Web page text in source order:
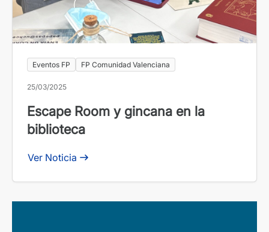
Eventos FP FP Comunidad Valenciana
25/03/2025
Escape Room y gincana en la
biblioteca
Ver Noticia